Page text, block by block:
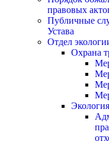
правовых
Публичные
Устава
Отдел
Охрана
Экология